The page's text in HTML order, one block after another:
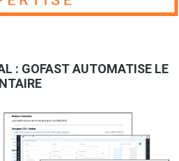
: GOFAST AUTOMATISE LE